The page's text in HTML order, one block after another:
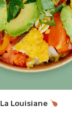
La Louisiane